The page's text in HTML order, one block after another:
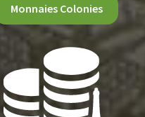
Monnaies Colonies